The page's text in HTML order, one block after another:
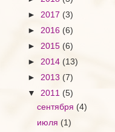
► 2017 (3)
► 2016 (6)
► 2015 (6)
► 2014 (13)
► 2013 (7)
▼ 2011 (5)
сентября(4)
июля(1)